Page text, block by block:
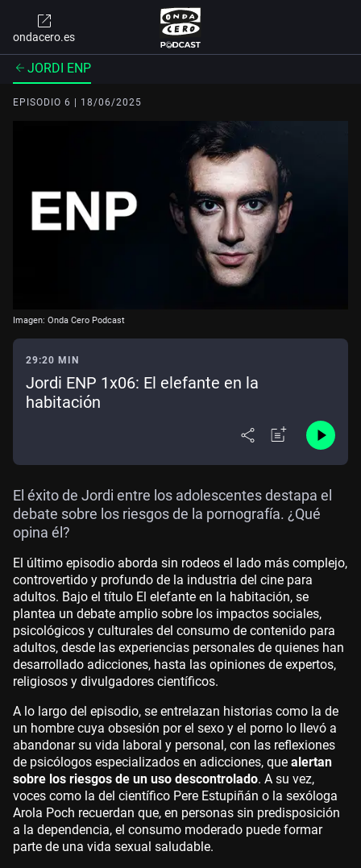
ondacero.es
JORDI ENP
EPISODIO 6 | 18/06/2025
Imagen: Onda Cero Podcast
29:20 MIN
Jordi ENP 1x06: El elefante en la
habitación
El éxito de Jordi entre los adolescentes destapa el
debate sobre los riesgos de la pornografía. ¿Qué
opina él?
El último episodio aborda sin rodeos el lado más complejo,
controvertido y profundo de la industria del cine para
adultos. Bajo el título El elefante en la habitación, se
plantea un debate amplio sobre los impactos sociales,
psicológicos y culturales del consumo de contenido para
adultos, desde las experiencias personales de quienes han
desarrollado adicciones, hasta las opiniones de expertos,
religiosos y divulgadores científicos.
A lo largo del episodio, se entrelazan historias como la de
un hombre cuya obsesión por el sexo y el porno lo llevó a
abandonar su vida laboral y personal, con las reflexiones
de psicólogos especializados en adicciones, que alertan
sobre los riesgos de un uso descontrolado. A su vez,
voces como la del científico Pere Estupiñán o la sexóloga
Arola Poch recuerdan que, en personas sin predisposición
a la dependencia, el consumo moderado puede formar
parte de una vida sexual saludable.